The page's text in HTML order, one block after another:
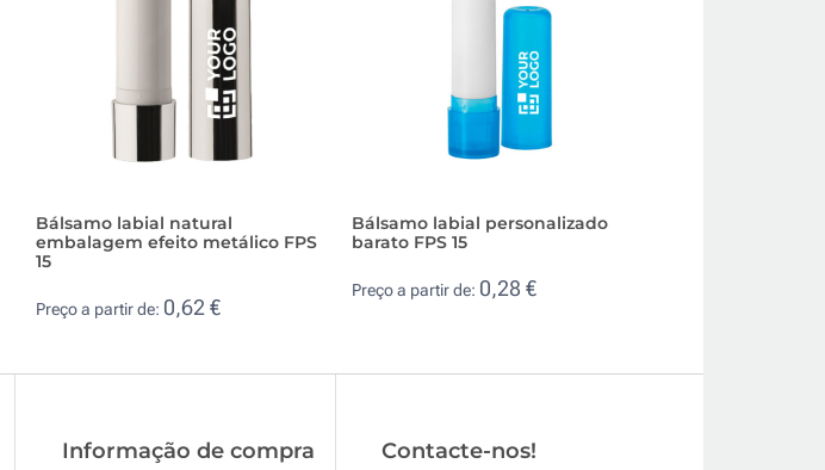
Bálsamo labial natural
embalagem efeito metálico FPS
15
Preço a partir de: 0,62 €
Bálsamo labial personalizado
barato FPS 15
Preço a partir de: 0,28 €
Informação de compra Contacte-nos!